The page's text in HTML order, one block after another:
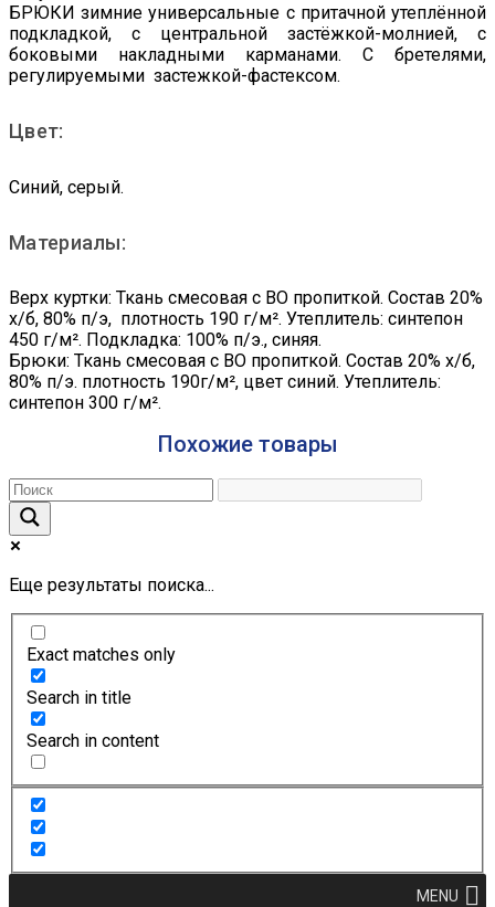
БРЮКИ зимние универсальные с притачной утеплённой
подкладкой, с центральной застёжкой-молнией, с
боковыми накладными карманами. С бретелями,
регулируемыми застежкой-фастексом.
Цвет:
Синий, серый.
Материалы:
Верх куртки: Ткань смесовая с ВО пропиткой. Состав 20%
х/б, 80% п/э, плотность 190 г/м². Утеплитель: синтепон
450 г/м². Подкладка: 100% п/э., синяя.
Брюки: Ткань смесовая с ВО пропиткой. Состав 20% х/б,
80% п/э. плотность 190г/м², цвет синий. Утеплитель:
синтепон 300 г/м².
Похожие товары
Еще результаты поиска...
Exact matches only
Search in title
Search in content
MENU